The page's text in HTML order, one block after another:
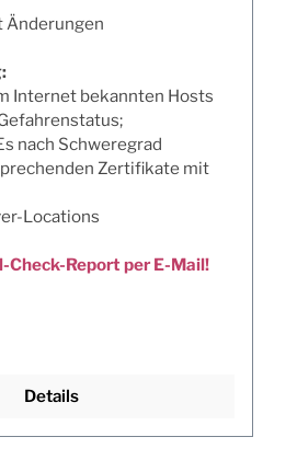
Änderungen
Internet bekannten Hosts
nach Schweregrad
Zertifikate mit
Locations
Check-Report per E-Mail!
Details